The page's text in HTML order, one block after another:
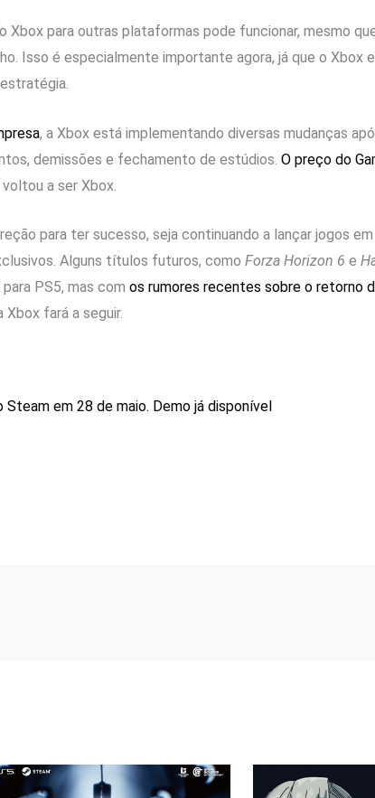
Xbox para outras plataformas pode funcionar, mesmo
Isso é especialmente importante agora, já que o Xbox
, a Xbox está implementando diversas mudanças
demissões e fechamento de estúdios. O preço do
a ser Xbox.
para ter sucesso, seja continuando a lançar jogos
Alguns títulos futuros, como Forza Horizon 6 e
PS5, mas com os rumores recentes sobre o retorno
Xbox fará a seguir.
em 28 de maio. Demo já disponível